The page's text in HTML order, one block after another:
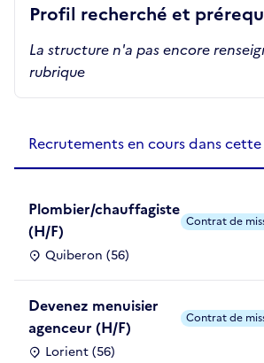
Profil recherché et
La structure n'a pas encore
rubrique
Recrutements en cours dans
Plombier/chauffagiste
(H/F)
Quiberon (56)
Contrat de
Devenez menuisier
agenceur (H/F)
Lorient (56)
Contrat de